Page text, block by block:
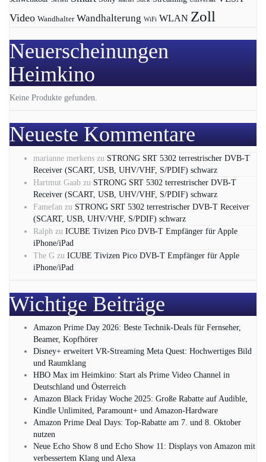
Video Wandhalter Wandhalterung WiFi WLAN Zoll
Neuerscheinungen
Heimkino
Keine Produkte gefunden.
Neueste Kommentare
marianne merkens zu STRONG SRT 5302 terrestrischer DVB-T
Receiver (SCART, USB, UHV/VHF, S/PDIF) schwarz
Hartmut Gaab zu STRONG SRT 5302 terrestrischer DVB-T
Receiver (SCART, USB, UHV/VHF, S/PDIF) schwarz
Famefan zu STRONG SRT 5302 terrestrischer DVB-T Receiver
(SCART, USB, UHV/VHF, S/PDIF) schwarz
Ralph zu ICUBE Tivizen Pico DVB-T Empfänger für Apple
iPhone/iPad
The G zu ICUBE Tivizen Pico DVB-T Empfänger für Apple
iPhone/iPad
Wichtige Beiträge
Amazon Prime Day 2026: Beste Technik-Deals für Fernseher,
Beamer, Kopfhörer
Disney+ erweitert VR‑Streaming Meta Quest: Hochwertiges Bild
und Raumklang
HBO Max im Heimkino: Start als Prime Video Channel in
Deutschland und Österreich
Amazon Black Friday Woche 2025: Große Rabatte auf Audible,
Kindle Unlimited, Paramount+ und Amazon‑Hardware
Amazon Prime Deal Days: Top-Rabatte am 7. und 8. Oktober
nutzen
Neue Echo Show 8 und Echo Show 11: Displays von Amazon mit
verbessertem Klang und Alexa